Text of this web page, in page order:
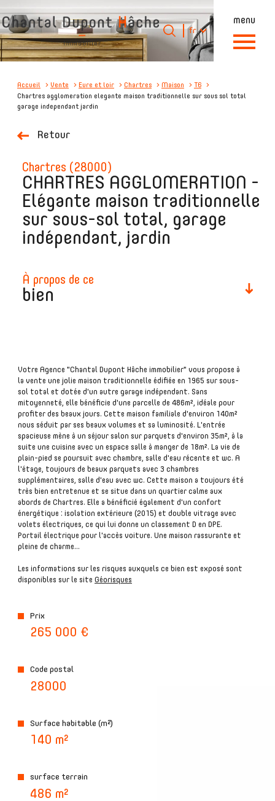
menu
Langue
fr
Accueil
0
Langue
fr
Accueil Vente Eure et loir Chartres Maison
T6
Chartres agglomeration elegante maison traditionnelle sur sous sol total
garage independant jardin
Retour
chartres (28000)
CHARTRES AGGLOMERATION -
Elégante maison traditionnelle
sur sous-sol total, garage
indépendant, jardin
à propos de ce
bien
plus d'informations
financières
plus de
détails
la
copropriété
plus d'informations sur
le quartier
bilan
Votre Agence "Chantal Dupont Hâche immobilier" vous propose à
la vente une jolie maison traditionnelle édifiée en 1965 sur sous-
sol total et dotée d'un autre garage indépendant. Sans
mitoyenneté, elle bénéficie d'une parcelle de 486m², idéale pour
profiter des beaux jours. Cette maison familiale d'environ 140m²
nous séduit par ses beaux volumes et sa luminosité. L'entrée
spacieuse mène à un séjour salon sur parquets d'environ 35m², à la
suite une cuisine avec un espace salle à manger de 18m². La vie de
plain-pied se poursuit avec chambre, salle d'eau récente et wc. A
l'étage, toujours de beaux parquets avec 3 chambres
supplémentaires, salle d'eau avec wc. Cette maison a toujours été
très bien entretenue et se situe dans un quartier calme aux
abords de Chartres. Elle a bénéficié également d'un confort
énergétique : isolation extérieure (2015) et double vitrage avec
volets électriques, ce qui lui donne un classement D en DPE.
Portail électrique pour l'accès voiture. Une maison rassurante et
pleine de charme...
Les informations sur les risques auxquels ce bien est exposé sont
disponibles sur le site Géorisques
Prix
265 000 €
Code postal
28000
Surface habitable (m²)
140 m²
surface terrain
486 m²